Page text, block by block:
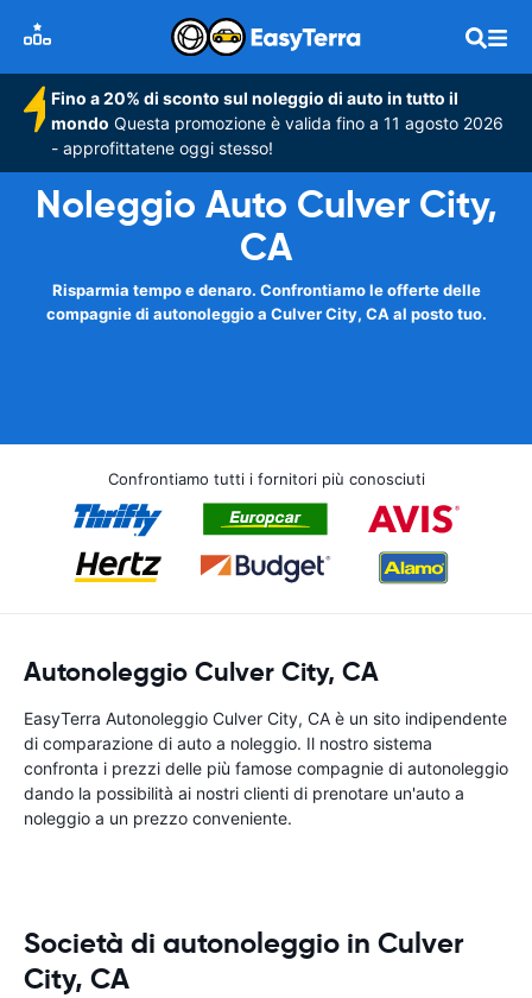
Fino a 20% di sconto sul noleggio di auto in tutto il
mondo Questa promozione è valida fino a 11 agosto 2026
- approfittatene oggi stesso!
Noleggio Auto Culver City,
CA
Risparmia tempo e denaro. Confrontiamo le offerte delle
compagnie di autonoleggio a Culver City, CA al posto tuo.
Confrontiamo tutti i fornitori più conosciuti
Autonoleggio Culver City, CA
EasyTerra Autonoleggio Culver City, CA è un sito indipendente
di comparazione di auto a noleggio. Il nostro sistema
confronta i prezzi delle più famose compagnie di autonoleggio
dando la possibilità ai nostri clienti di prenotare un'auto a
noleggio a un prezzo conveniente.
Società di autonoleggio in Culver
City, CA